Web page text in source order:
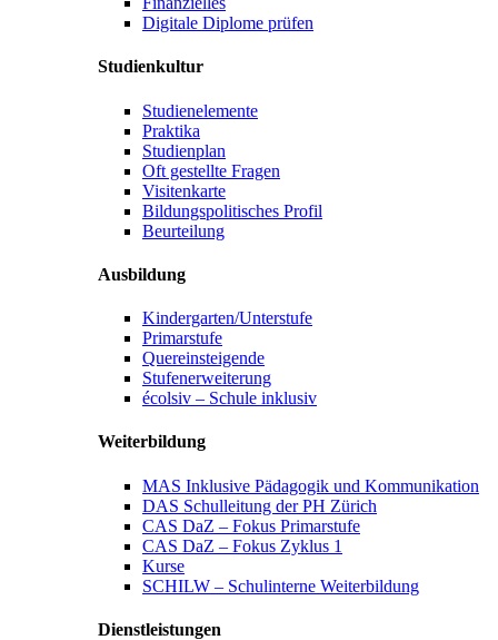
Digitale Diplome prüfen
Studienkultur
Studienelemente
Praktika
Studienplan
Oft gestellte Fragen
Visitenkarte
Bildungspolitisches Profil
Beurteilung
Ausbildung
Kindergarten/Unterstufe
Primarstufe
Quereinsteigende
Stufenerweiterung
écolsiv – Schule inklusiv
Weiterbildung
MAS Inklusive Pädagogik und Kommunikation
DAS Schulleitung der PH Zürich
CAS DaZ – Fokus Primarstufe
CAS DaZ – Fokus Zyklus 1
Kurse
SCHILW – Schulinterne Weiterbildung
Dienstleistungen